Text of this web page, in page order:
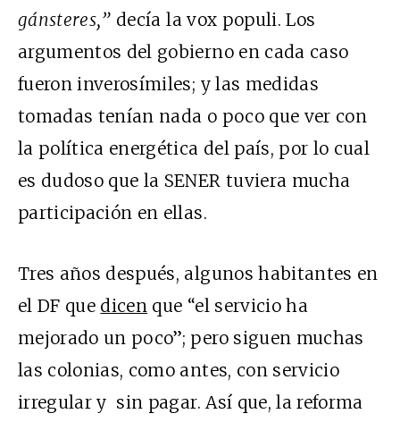
gánsteres,” decía la vox populi. Los
argumentos del gobierno en cada caso
fueron inverosímiles; y las medidas
tomadas tenían nada o poco que ver con
la política energética del país, por lo cual
es dudoso que la SENER tuviera mucha
participación en ellas.
Tres años después, algunos habitantes en
el DF que dicen que “el servicio ha
mejorado un poco”; pero siguen muchas
las colonias, como antes, con servicio
irregular y sin pagar. Así que, la reforma